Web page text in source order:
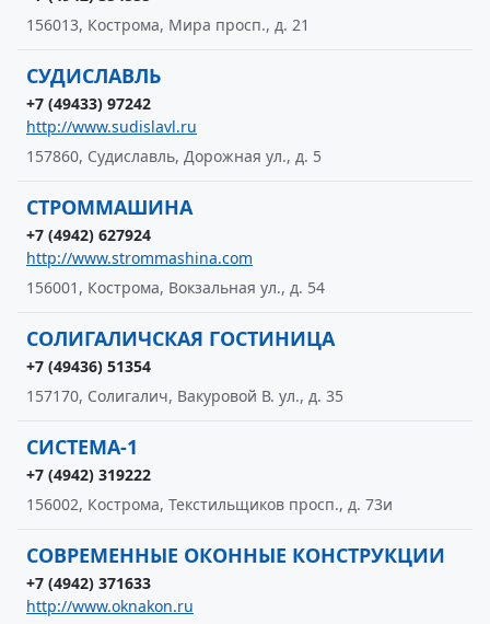
156013, Кострома, Мира просп., д. 21
СУДИСЛАВЛЬ
+7 (49433) 97242
http://www.sudislavl.ru
157860, Судиславль, Дорожная ул., д. 5
СТРОММАШИНА
+7 (4942) 627924
http://www.strommashina.com
156001, Кострома, Вокзальная ул., д. 54
СОЛИГАЛИЧСКАЯ ГОСТИНИЦА
+7 (49436) 51354
157170, Солигалич, Вакуровой В. ул., д. 35
СИСТЕМА-1
+7 (4942) 319222
156002, Кострома, Текстильщиков просп., д. 73и
СОВРЕМЕННЫЕ ОКОННЫЕ КОНСТРУКЦИИ
+7 (4942) 371633
http://www.oknakon.ru